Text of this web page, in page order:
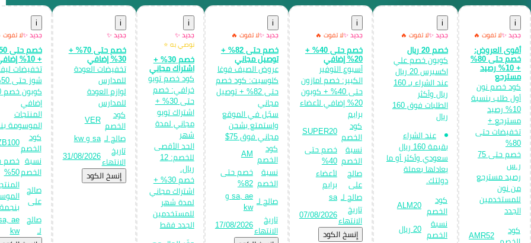
i
جديد ✨لا تفوت 🔥
أقوى العروض:
خصم حتى 80%
+ 10% رصيد
مسترجع
كود خصم نون
أول طلب بنسبة
10% رصيد
مسترجع +
تخفيضات حتى
80%
خصم حتى 75
ر.س
رصيد مسترجع
من نون
للمستخدمين
الجدد
كود
AMR52
i
جديد ✨لا تفوت 🔥
خصم 20 ريال
كوبون خصم علي
اكسبرس 20 ريال
عند الشراء بـ 160
ريال وأكثر
الطلبات فوق 160
ريال
عند الشراء
بقيمة 160 ريال
سعودي وأكثر أو ما
يعادلها بعملة
دولتك.
كود
الخصم ALM20
نسبة
الخصم 20 ريال
i
جديد ✨لا تفوت 🔥
خصم حتى 40% +
20% إضافي
أسبوع التوفير
الكبير: خصم امازون
حتى 40% + كوبون
20% إضافي لأعضاء
برايم
كود
الخصم SUPER20
نسبة
الخصم
خصم حتى
40%
صالح
على
لأعضاء
برايم
صالح لـ sa
تاريخ
الانتهاء07/08/2026
إِنسخ الكود
i
جديد ✨لا تفوت 🔥
خصم حتى 82% +
توصيل مجاني
عروض الصيف فوغا
كلوسيت: كود خصم
حتى 82% + توصيل
مجاني
سجّل في الموقع
واستمتع بشحن
مجاني فوق 75$
كود
الخصم AM
نسبة
الخصم
خصم حتى
82%
صالح لـ
sa, ae و
kw
تاريخ
الانتهاء17/08/2026
i
جديد ✨
نوصي به ⭐
خصم 30% +
اشتراك مجاني
كود خصم تويو
خرافي: خصم
حتى 30% +
اشتراك تويو
مجاني لمدة
شهر
الحد الأقصى
للخصم: 12
ريال.
خصم 30% +
اشتراك مجاني
لمدة شهر
للمستخدمين
الجدد فقط
i
جديد ✨
خصم حتى 70% +
30% إضافي
تخفيضات العودة
للمدارس
لوازم العودة
للمدارس
كود
الخصم VER
صالح لـ sa و kw
تاريخ
الانتهاء31/08/2026
إِنسخ الكود
i
جديد ✨لا تفوت
+ 10% إضافي
تخفيضات
إضافي
المنتجات
الموسومة
كود
الخصم
نسبة
الخصم
خصم
50%
صالح
على
صالح
لـ
kw